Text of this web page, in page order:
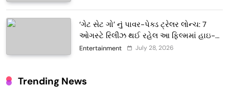
‘ગેટ સેટ ગો’ નું પાવર-પેક્ડ ટ્રેલર લોન્ચ: 7
ઓગસ્ટે રિલીઝ થઈ રહેલ આ ફિલ્મમાં હાઇ-
ટેક VFX જોવા મળશે
Entertainment July 28, 2026
Trending News